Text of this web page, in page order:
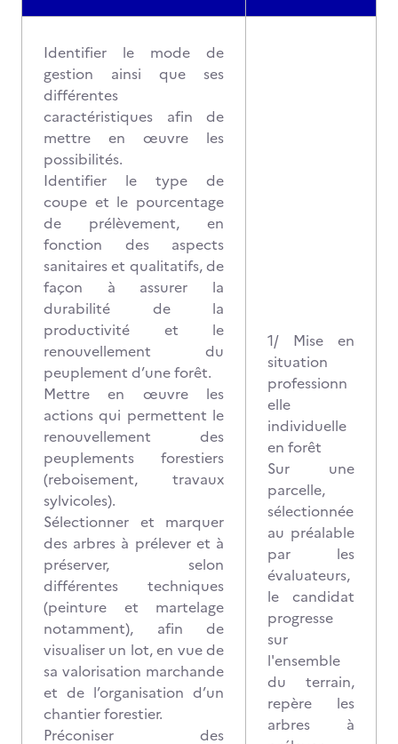
Identifier le mode de
gestion ainsi que ses
différentes
caractéristiques afin de
mettre en œuvre les
possibilités.
Identifier le type de
coupe et le pourcentage
de prélèvement, en
fonction des aspects
sanitaires et qualitatifs, de
façon à assurer la
durabilité de la
productivité et le
renouvellement du
peuplement d’une forêt.
Mettre en œuvre les
actions qui permettent le
renouvellement des
peuplements forestiers
(reboisement, travaux
sylvicoles).
Sélectionner et marquer
des arbres à prélever et à
préserver, selon
différentes techniques
(peinture et martelage
notamment), afin de
visualiser un lot, en vue de
sa valorisation marchande
et de l’organisation d’un
chantier forestier.
Préconiser des
1/ Mise en
situation
professionn
elle
individuelle
en forêt
Sur une
parcelle,
sélectionnée
au préalable
par les
évaluateurs,
le candidat
progresse
sur
l'ensemble
du terrain,
repère les
arbres à